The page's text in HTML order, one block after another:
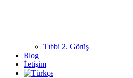
Tıbbi 2. Görüş
Blog
İletişim